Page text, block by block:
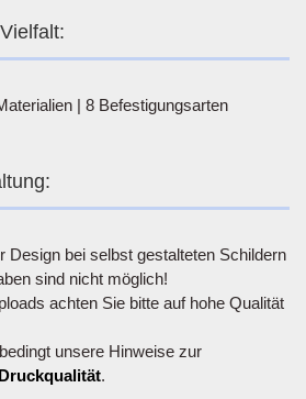
| 8 Befestigungsarten
Design bei selbst gestalteten Schildern
sind nicht möglich!
achten Sie bitte auf hohe Qualität
unsere Hinweise zur
.